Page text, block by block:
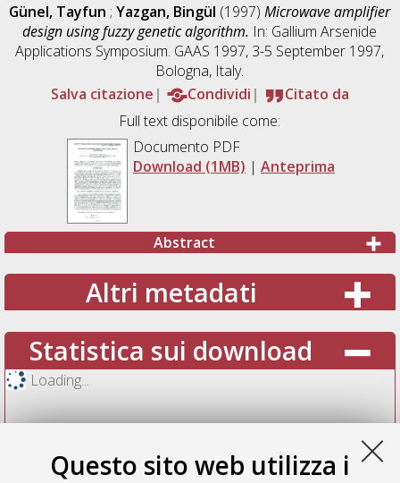
Questo sito web utilizza i
Günel, Tayfun ;Yazgan, Bingül (1997)Microwave amplifier
design using fuzzy genetic algorithm. In: Gallium Arsenide
Applications Symposium. GAAS 1997, 3-5 September 1997,
Bologna, Italy.
Salva citazione
Condividi
Citato da
Full text disponibile come:
Documento PDF
Download (1MB) | Anteprima
Abstract
Altri metadati
Statistica sui download
Loading...